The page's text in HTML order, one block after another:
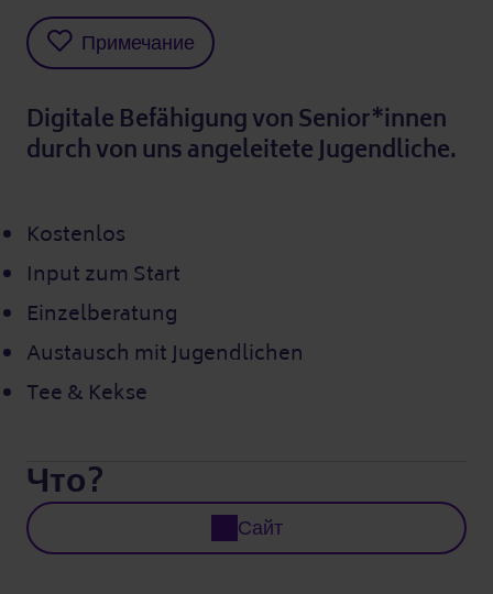
Примечание
Digitale Befähigung von Senior*innen
durch von uns angeleitete Jugendliche.
Kostenlos
Input zum Start
Einzelberatung
Austausch mit Jugendlichen
Tee & Kekse
Что?
Сайт